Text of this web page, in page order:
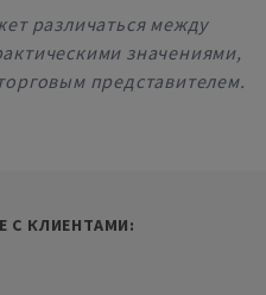
различаться между
значениями,
представителем.
С КЛИЕНТАМИ: